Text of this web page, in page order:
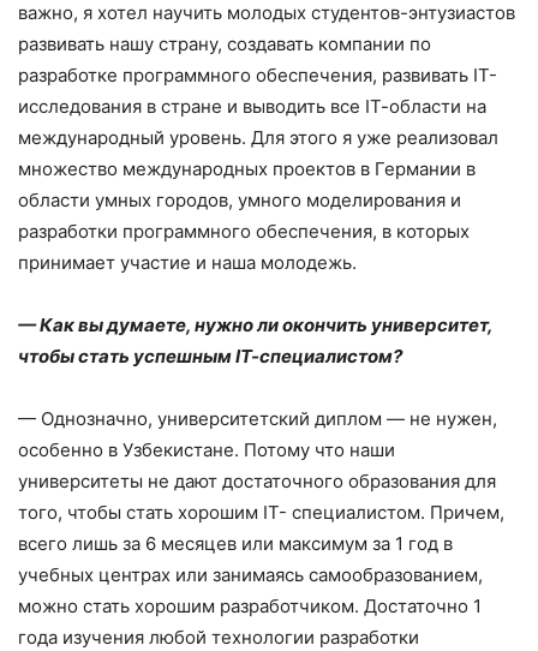
важно, я хотел научить молодых студентов-энтузиастов
развивать нашу страну, создавать компании по
разработке программного обеспечения, развивать IТ-
исследования в стране и выводить все IТ-области на
международный уровень. Для этого я уже реализовал
множество международных проектов в Германии в
области умных городов, умного моделирования и
разработки программного обеспечения, в которых
принимает участие и наша молодежь.
— Как вы думаете, нужно ли окончить университет,
чтобы стать успешнымIТ-специалистом?
— Однозначно, университетский диплом — не нужен,
особенно в Узбекистане. Потому что наши
университеты не дают достаточного образования для
того, чтобы стать хорошим IT- специалистом. Причем,
всего лишь за 6 месяцев или максимум за 1 год в
учебных центрах или занимаясь самообразованием,
можно стать хорошим разработчиком. Достаточно 1
года изучения любой технологии разработки